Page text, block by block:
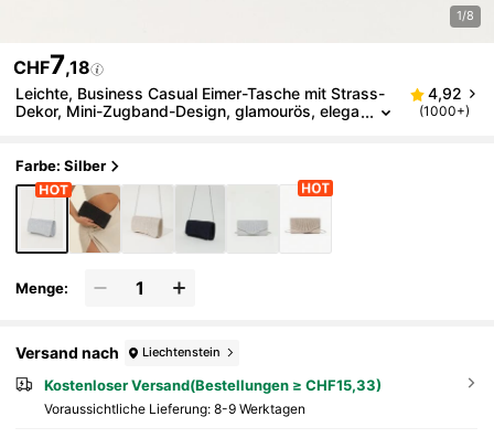
1/8
CHF7,18
Leichte, Business Casual Eimer-Tasche mit Strass-
Dekor, Mini-Zugband-Design, glamourös, elega
4,92
(1000+)
Farbe: Silber
Menge:
Versand nach Liechtenstein
Kostenloser Versand(Bestellungen ≥ CHF15,33)
Voraussichtliche Lieferung: 8-9 Werktagen